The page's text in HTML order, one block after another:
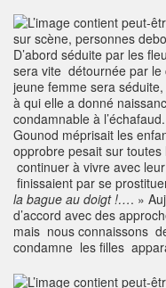
D’abord séduite par les
sera vite détournée par le
jeune femme sera
à qui elle a donné
condamnable à
Gounod méprisait les
opprobre pesait sur
continuer à vivre avec
finissaient par se
la bague au doigt !…. »
d’accord avec des
mais nous connaissons
condamne les filles